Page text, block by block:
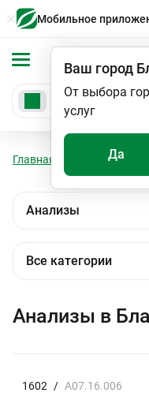
Мобильное
Ваш город
От выбора
услуг
Да
Главная Анализы
Анализы в
1602 / A07.16.006